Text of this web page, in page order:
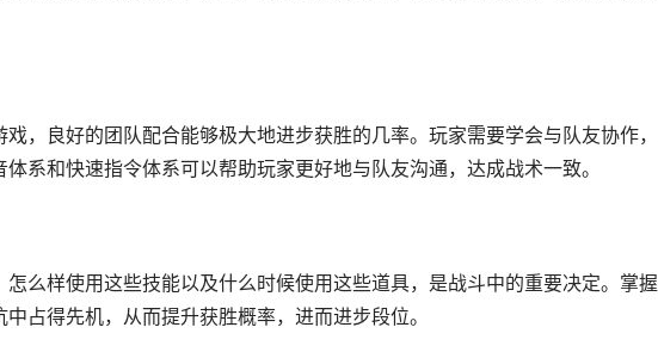
，良好的团队配合能够极大地进步获胜的几率。玩家需要学会与队友协作
系和快速指令体系可以帮助玩家更好地与队友沟通，达成战术一致。
么样使用这些技能以及什么时候使用这些道具，是战斗中的重要决定。掌
占得先机，从而提升获胜概率，进而进步段位。